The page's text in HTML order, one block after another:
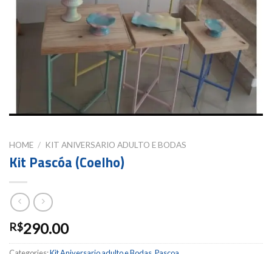
HOME / KIT ANIVERSARIO ADULTO E BODAS
Kit Pascóa (Coelho)
R$290.00